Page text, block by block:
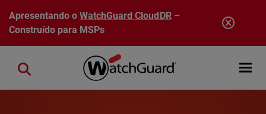
Pular para o conteúdo principal
Apresentando oWatchGuard CloudDR–
Construído para MSPs
Open
Close search